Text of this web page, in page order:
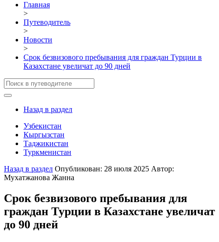
Главная
>
Путеводитель
>
Новости
>
Срок безвизового пребывания для граждан Турции в
Казахстане увеличат до 90 дней
Назад в раздел
Узбекистан
Города и локации
Полезная информация
Об Узбекистане
Кыргызстан
Города и локации
Полезная информация
Таджикистан
Города и локации
О Таджикистане
Туркменистан
Полезная информация
О Туркменистане
Назад в раздел Опубликован: 28 июля 2025 Автор:
Мухатжанова Жанна
Срок безвизового пребывания для
граждан Турции в Казахстане увеличат
до 90 дней